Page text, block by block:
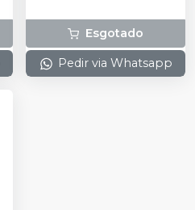
Esgotado
Pedir via Whatsapp